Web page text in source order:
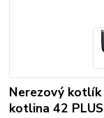
Nerezový kotlík
kotlina 42